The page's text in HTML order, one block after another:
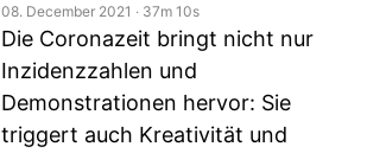
08. December 2021 ‧ 37m 10s
Die Coronazeit bringt nicht nur
Inzidenzzahlen und
Demonstrationen hervor: Sie
triggert auch Kreativität und